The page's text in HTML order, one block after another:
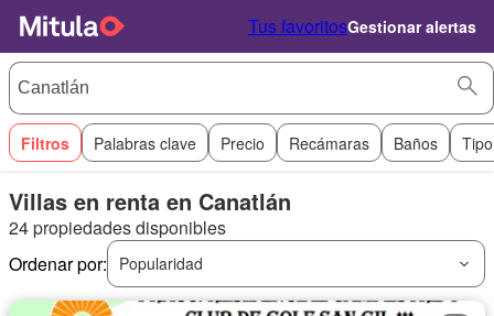
Tus favoritosGestionar alertas
Filtros Palabras clave Precio Recámaras Baños
Villas en renta en Canatlán
24 propiedades disponibles
Ordenar por:
Popularidad